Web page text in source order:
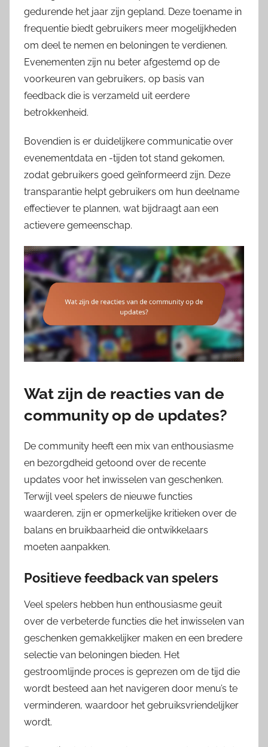
gedurende het jaar zijn gepland. Deze toename in
frequentie biedt gebruikers meer mogelijkheden
om deel te nemen en beloningen te verdienen.
Evenementen zijn nu beter afgestemd op de
voorkeuren van gebruikers, op basis van
feedback die is verzameld uit eerdere
betrokkenheid.
Bovendien is er duidelijkere communicatie over
evenementdata en -tijden tot stand gekomen,
zodat gebruikers goed geïnformeerd zijn. Deze
transparantie helpt gebruikers om hun deelname
effectiever te plannen, wat bijdraagt aan een
actievere gemeenschap.
Wat zijn de reacties van de
community op de updates?
De community heeft een mix van enthousiasme
en bezorgdheid getoond over de recente
updates voor het inwisselen van geschenken.
Terwijl veel spelers de nieuwe functies
waarderen, zijn er opmerkelijke kritieken over de
balans en bruikbaarheid die ontwikkelaars
moeten aanpakken.
Positieve feedback van spelers
Veel spelers hebben hun enthousiasme geuit
over de verbeterde functies die het inwisselen van
geschenken gemakkelijker maken en een bredere
selectie van beloningen bieden. Het
gestroomlijnde proces is geprezen om de tijd die
wordt besteed aan het navigeren door menu’s te
verminderen, waardoor het gebruiksvriendelijker
wordt.